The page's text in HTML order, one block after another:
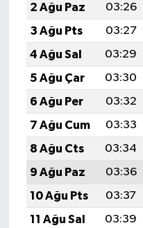
2 Ağu Paz
03:26
3 Ağu Pts
03:27
4 Ağu Sal
03:29
5 Ağu Çar
03:30
6 Ağu Per
03:32
7 Ağu Cum
03:33
8 Ağu Cts
03:34
9 Ağu Paz
03:36
10 Ağu Pts
03:37
11 Ağu Sal
03:39